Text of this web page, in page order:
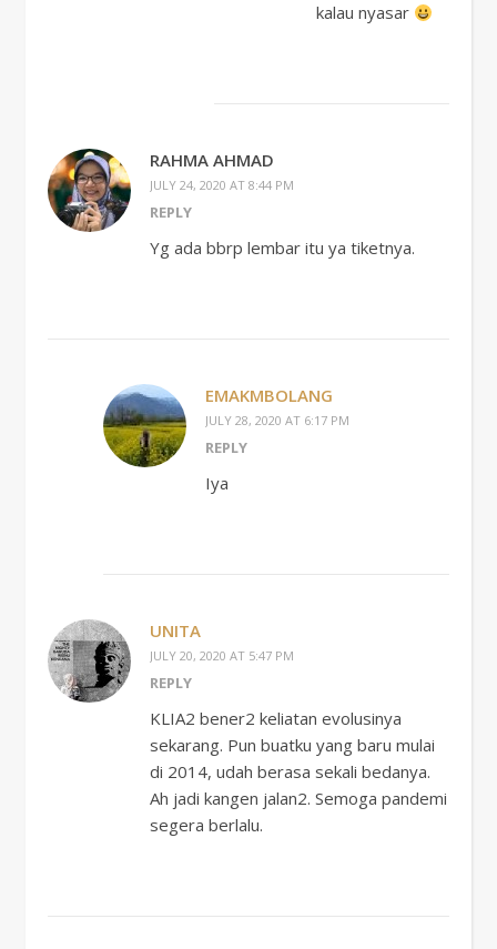
kalau nyasar
RAHMA AHMAD
JULY 24, 2020 AT 8:44 PM
REPLY
Yg ada bbrp lembar itu ya tiketnya.
EMAKMBOLANG
JULY 28, 2020 AT 6:17 PM
REPLY
Iya
UNITA
JULY 20, 2020 AT 5:47 PM
REPLY
KLIA2 bener2 keliatan evolusinya
sekarang. Pun buatku yang baru mulai
di 2014, udah berasa sekali bedanya.
Ah jadi kangen jalan2. Semoga pandemi
segera berlalu.